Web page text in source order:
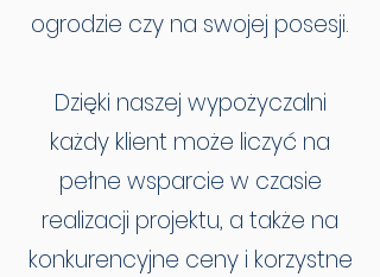
ogrodzie czy na swojej posesji.
Dzięki naszej wypożyczalni
każdy klient może liczyć na
pełne wsparcie w czasie
realizacji projektu, a także na
konkurencyjne ceny i korzystne